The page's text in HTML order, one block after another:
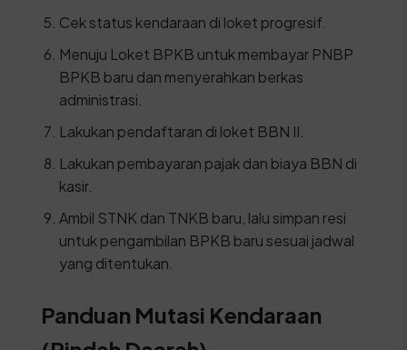
Cek status kendaraan di loket progresif.
Menuju Loket BPKB untuk membayar PNBP
BPKB baru dan menyerahkan berkas
administrasi.
Lakukan pendaftaran di loket BBN II.
Lakukan pembayaran pajak dan biaya BBN di
kasir.
Ambil STNK dan TNKB baru, lalu simpan resi
untuk pengambilan BPKB baru sesuai jadwal
yang ditentukan.
Panduan Mutasi Kendaraan